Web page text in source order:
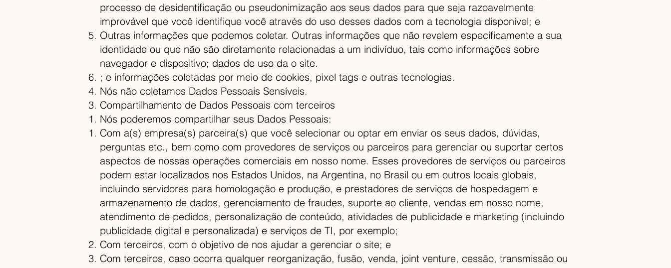
processo de desidentificação ou pseudonimização aos seus dados para que seja razoavelmente
improvável que você identifique você através do uso desses dados com a tecnologia disponível; e
Outras informações que podemos coletar. Outras informações que não revelem especificamente a sua
identidade ou que não são diretamente relacionadas a um indivíduo, tais como informações sobre
navegador e dispositivo; dados de uso da o site.
; e informações coletadas por meio de cookies, pixel tags e outras tecnologias.
Nós não coletamos Dados Pessoais Sensíveis.
Compartilhamento de Dados Pessoais com terceiros
Nós poderemos compartilhar seus Dados Pessoais:
Com a(s) empresa(s) parceira(s) que você selecionar ou optar em enviar os seus dados, dúvidas,
perguntas etc., bem como com provedores de serviços ou parceiros para gerenciar ou suportar certos
aspectos de nossas operações comerciais em nosso nome. Esses provedores de serviços ou parceiros
podem estar localizados nos Estados Unidos, na Argentina, no Brasil ou em outros locais globais,
incluindo servidores para homologação e produção, e prestadores de serviços de hospedagem e
armazenamento de dados, gerenciamento de fraudes, suporte ao cliente, vendas em nosso nome,
atendimento de pedidos, personalização de conteúdo, atividades de publicidade e marketing (incluindo
publicidade digital e personalizada) e serviços de TI, por exemplo;
Com terceiros, com o objetivo de nos ajudar a gerenciar o site; e
Com terceiros, caso ocorra qualquer reorganização, fusão, venda, joint venture, cessão, transmissão ou